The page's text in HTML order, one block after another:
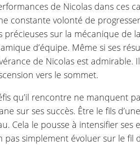
de Nicolas dans ces
constante volonté de
précieuses sur la mécanique de
d’équipe. Même si ses
de Nicolas est
vers le sommet.
qu’il rencontre ne manquent
sur ses succès. Être le fils
Cela le pousse à intensifier
pas simplement évoluer sur le fil